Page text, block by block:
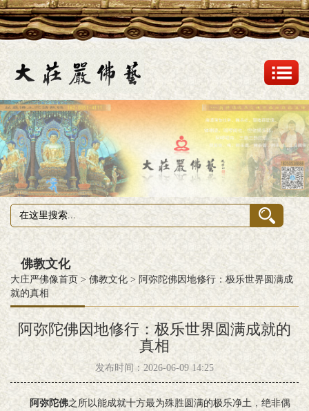
佛教文化
大庄严佛像首页 > 佛教文化 > 阿弥陀佛因地修行：极乐世界圆满成
就的真相
阿弥陀佛因地修行：极乐世界圆满成就的
真相
发布时间：2026-06-09 14:25
阿弥陀佛之所以能成就十方最为殊胜圆满的极乐净土，绝非偶